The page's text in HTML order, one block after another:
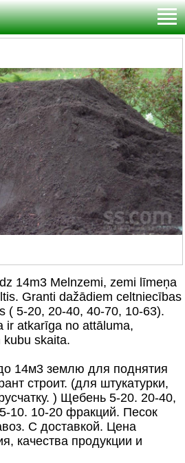
14m3 Melnzemi, zemi līmeņa
Granti dažādiem celtniecības
( 5-20, 20-40, 40-70, 10-63).
ir atkarīga no attāluma,
kubu skaita.
14м3 землю для поднятия
строит. (для штукатурки,
) Щебень 5-20. 20-40,
10. 10-20 фракций. Песок
С доставкой. Цена
качества продукции и